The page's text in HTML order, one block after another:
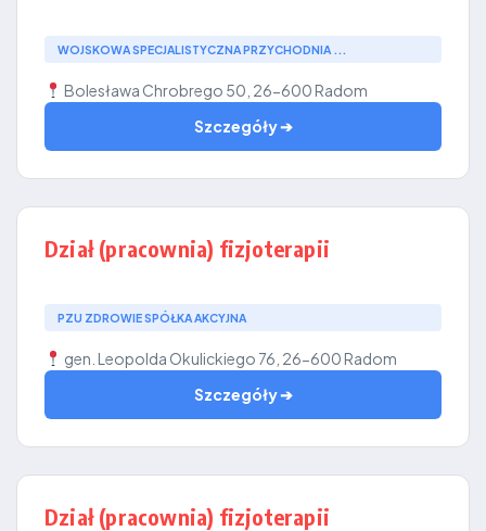
WOJSKOWA SPECJALISTYCZNA PRZYCHODNIA ...
Bolesława Chrobrego 50, 26-600 Radom
Szczegóły ➔
Dział (pracownia) fizjoterapii
PZU ZDROWIE SPÓŁKA AKCYJNA
gen. Leopolda Okulickiego 76, 26-600 Radom
Szczegóły ➔
Dział (pracownia) fizjoterapii